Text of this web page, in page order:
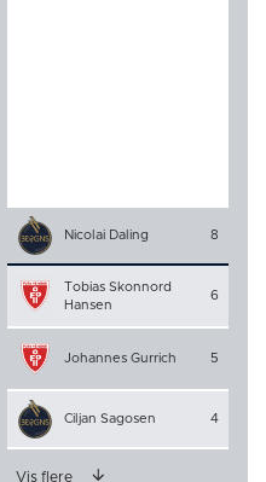
Nicolai Daling 8
Tobias Skonnord
Hansen
6
Johannes Gurrich 5
Ciljan Sagosen 4
Vis flere